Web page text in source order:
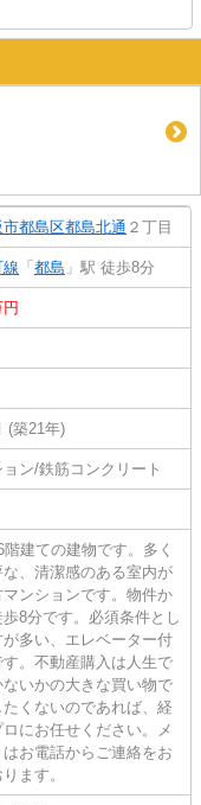
市都島区都島北通 ２丁目
「 都島 」駅 徒歩8分
(築21年)
ン/鉄筋コンクリート
建ての建物です。多く
、清潔感のある室内が
マンションです。物件か
歩8分です。必須条件とし
多い、エレベーター付
す。不動産購入は人生で
いかの大きな買い物で
くないのであれば、経
にお任せください。メ
お電話からご連絡をお
ます。